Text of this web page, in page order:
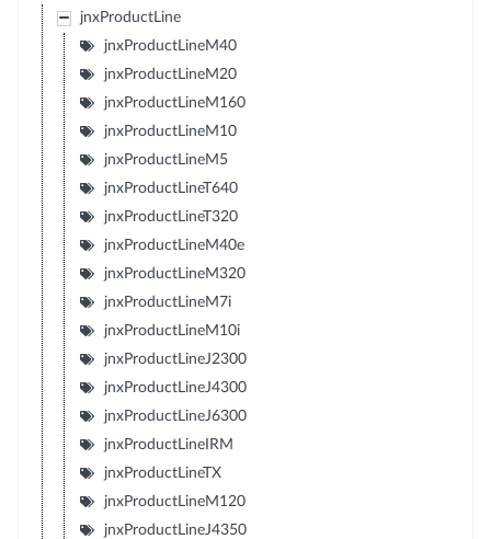
jnxProductLine
jnxProductLineM40
jnxProductLineM20
jnxProductLineM160
jnxProductLineM10
jnxProductLineM5
jnxProductLineT640
jnxProductLineT320
jnxProductLineM40e
jnxProductLineM320
jnxProductLineM7i
jnxProductLineM10i
jnxProductLineJ2300
jnxProductLineJ4300
jnxProductLineJ6300
jnxProductLineIRM
jnxProductLineTX
jnxProductLineM120
jnxProductLineJ4350